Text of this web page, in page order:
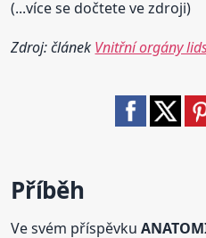
(...více se dočtete ve zdroji)
Zdroj: článek Vnitřní orgány
Příběh
Ve svém příspěvku